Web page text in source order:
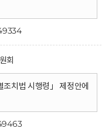
회
조치법 시행령」 제정안에